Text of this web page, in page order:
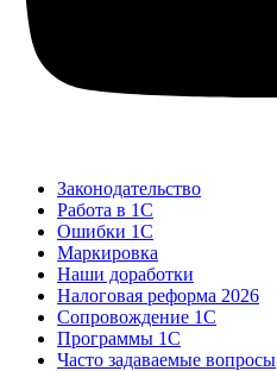
Законодательство
Работа в 1С
Ошибки 1С
Маркировка
Наши доработки
Налоговая реформа 2026
Сопровождение 1С
Программы 1С
Часто задаваемые вопросы